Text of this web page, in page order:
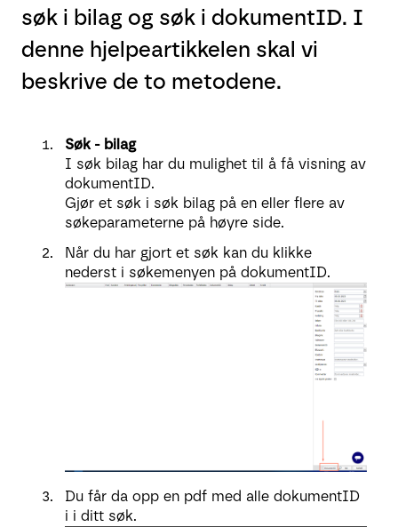
søk i bilag og søk i dokumentID. I
denne hjelpeartikkelen skal vi
beskrive de to metodene.
Søk - bilag
I søk bilag har du mulighet til å få visning av
dokumentID.
Gjør et søk i søk bilag på en eller flere av
søkeparameterne på høyre side.
Når du har gjort et søk kan du klikke
nederst i søkemenyen på dokumentID.
Du får da opp en pdf med alle dokumentID
i i ditt søk.